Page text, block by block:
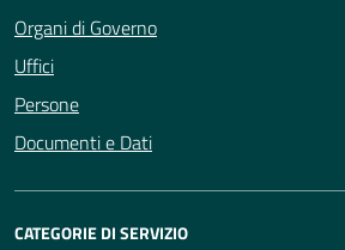
Organi di Governo
Uffici
Persone
Documenti e Dati
CATEGORIE DI SERVIZIO